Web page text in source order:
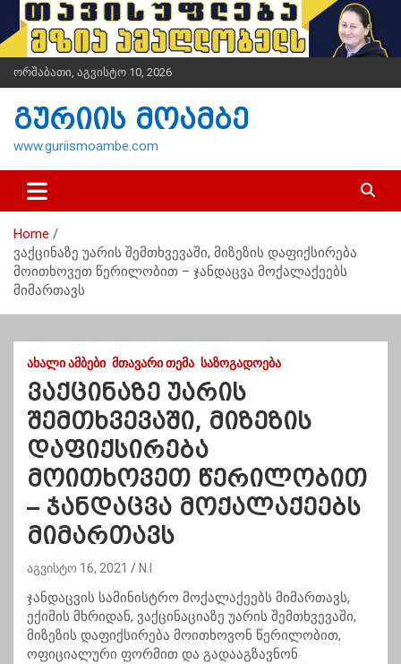
i
t
n
ორშაბათი, აგვისტო 10, 2026
გურიის მოამბე
www.guriismoambe.com
Home
ვაქცინაზე უარის შემთხვევაში, მიზეზის დაფიქსირება
მოითხოვეთ წერილობით – ჯანდაცვა მოქალაქეებს
მიმართავს
ᲐᲮᲐᲚᲘ ᲐᲛᲑᲔᲑᲘ ᲛᲗᲐᲕᲐᲠᲘ ᲗᲔᲛᲐ ᲡᲐᲖᲝᲒᲐᲓᲝᲔᲑᲐ
ვაქცინაზე უარის
შემთხვევაში, მიზეზის
დაფიქსირება
მოითხოვეთ წერილობით
– ჯანდაცვა მოქალაქეებს
მიმართავს
აგვისტო 16, 2021 N.I
ჯანდაცვის სამინისტრო მოქალაქეებს მიმართავს,
ექიმის მხრიდან, ვაქცინაციაზე უარის შემთხვევაში,
მიზეზის დაფიქსირება მოითხოვონ წერილობით,
ოფიციალური ფორმით და გადააგზავნონ